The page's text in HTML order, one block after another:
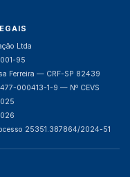
Ltda
95
Ferreira — CRF-SP 82439
000413-1-9 — Nº CEVS
25351.387864/2024-51